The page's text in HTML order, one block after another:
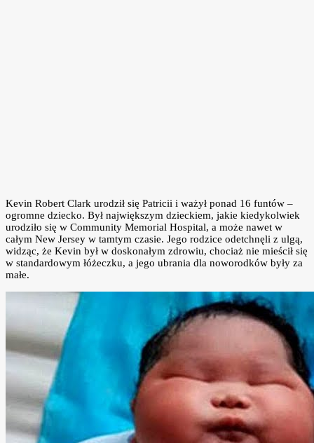
Kevin Robert Clark urodził się Patricii i ważył ponad 16 funtów –
ogromne dziecko. Był największym dzieckiem, jakie kiedykolwiek
urodziło się w Community Memorial Hospital, a może nawet w
całym New Jersey w tamtym czasie. Jego rodzice odetchnęli z ulgą,
widząc, że Kevin był w doskonałym zdrowiu, chociaż nie mieścił się
w standardowym łóżeczku, a jego ubrania dla noworodków były za
małe.